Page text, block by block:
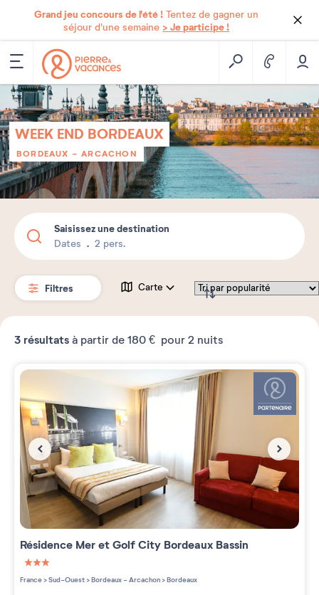
Grand jeu concours de l'été ! Tentez de gagner un
séjour d'une semaine > Je participe !
WEEK END BORDEAUX
BORDEAUX - ARCACHON
Saisissez une destination
Dates 2 pers.
Filtres Carte
3 résultats à partir de 180 € pour 2 nuits
Résidence Mer et Golf City Bordeaux Bassin
3 étoiles sur 5
France>Sud-Ouest>Bordeaux - Arcachon>Bordeaux